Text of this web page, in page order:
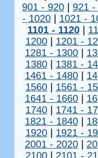
901 - 920
921 -
- 1020
1021 -
1101 - 1120|
1200
1201 -
1281 - 1300
1380
1381 -
1461 - 1480
1560
1561 -
1641 - 1660
1740
1741 -
1821 - 1840
1920
1921 -
2001 - 2020
2100
2101 -